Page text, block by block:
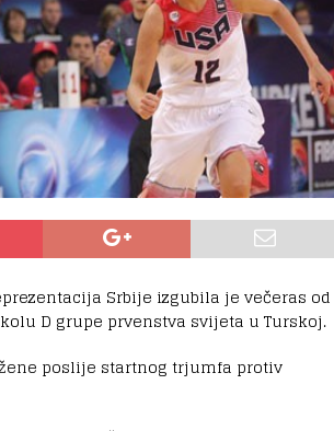
Srbije izgubila je večeras od
kolu D grupe prvenstva svijeta u Turskoj.
poslije startnog trjumfa protiv